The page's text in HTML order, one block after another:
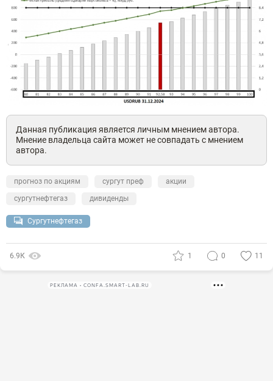
Данная публикация является личным мнением автора.
Мнение владельца сайта может не совпадать с мнением
автора.
прогноз по акциям сургут преф
акции
сургутнефтегаз
дивиденды
Сургутнефтегаз
6.9К 1 0 11
РЕКЛАМА • CONFA.SMART-LAB.RU